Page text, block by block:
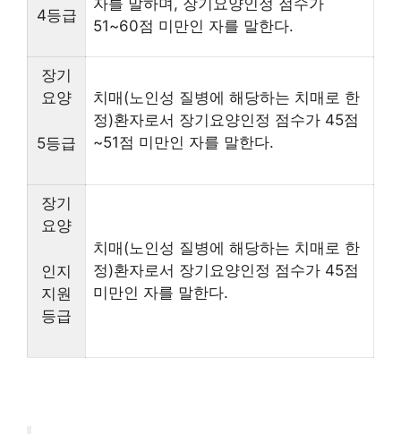
4등급
자를 말하며, 장기요양인정 점수가
51~60점 미만인 자를 말한다.
장기
요양
5등급
치매(노인성 질병에 해당하는 치매로 한
정)환자로서 장기요양인정 점수가 45점
~51점 미만인 자를 말한다.
장기
요양
인지
지원
등급
치매(노인성 질병에 해당하는 치매로 한
정)환자로서 장기요양인정 점수가 45점
미만인 자를 말한다.